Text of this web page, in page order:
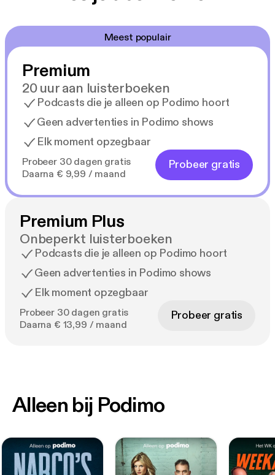
Meest populair
Premium
20 uur aan luisterboeken
Podcasts die je alleen op Podimo hoort
Geen advertenties in Podimo shows
Elk moment opzegbaar
Probeer 30 dagen gratis
Daarna € 9,99 / maand
Probeer gratis
Premium Plus
Onbeperkt luisterboeken
Podcasts die je alleen op Podimo hoort
Geen advertenties in Podimo shows
Elk moment opzegbaar
Probeer 30 dagen gratis
Daarna € 13,99 / maand
Probeer gratis
Alleen bij Podimo